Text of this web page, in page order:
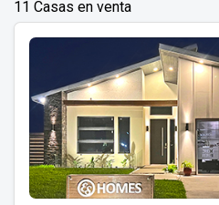
11 Casas en venta